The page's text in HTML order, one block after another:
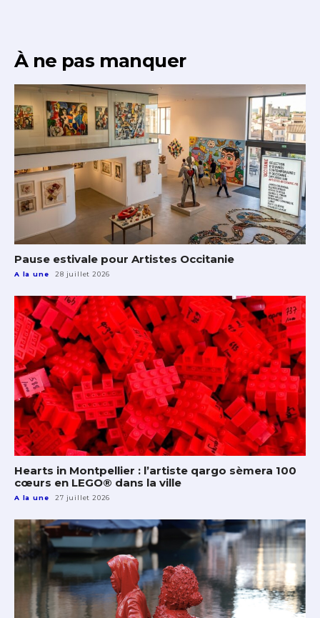
À ne pas manquer
Pause estivale pour Artistes Occitanie
A la une 28 juillet 2026
Hearts in Montpellier : l’artiste qargo sèmera 100
cœurs en LEGO® dans la ville
A la une 27 juillet 2026